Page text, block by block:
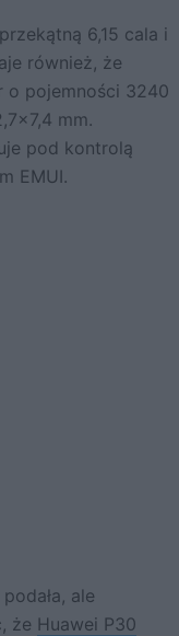
6,15 cala i
również, że
o pojemności 3240
mm.
pod kontrolą
EMUI.
ale
że Huawei P30